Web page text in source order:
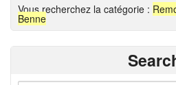
Vous recherchez la catégorie :
Benne